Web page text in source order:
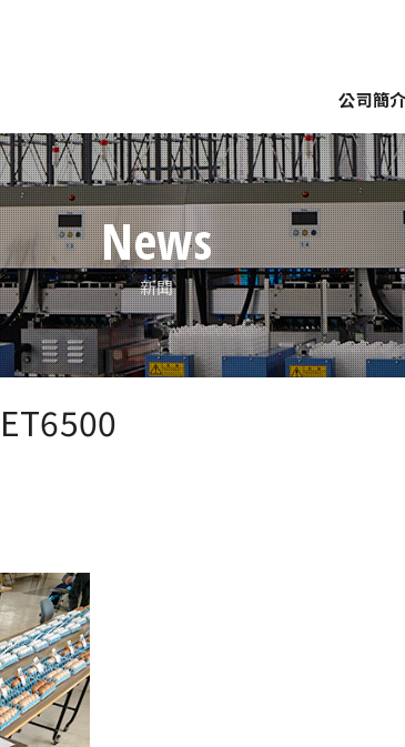
公司簡介
公司及各服務據點 世界展開 南備邇脈絡
塔式仓库系统 检查装置 农场集蛋 种蛋
News
新聞